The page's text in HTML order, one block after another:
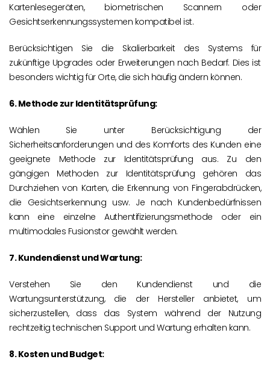
Kartenlesegeräten, biometrischen Scannern oder
Gesichtserkennungssystemen kompatibel ist.
Berücksichtigen Sie die Skalierbarkeit des Systems für
zukünftige Upgrades oder Erweiterungen nach Bedarf. Dies ist
besonders wichtig für Orte, die sich häufig ändern können.
6. Methode zur Identitätsprüfung:
Wählen Sie unter Berücksichtigung der
Sicherheitsanforderungen und des Komforts des Kunden eine
geeignete Methode zur Identitätsprüfung aus. Zu den
gängigen Methoden zur Identitätsprüfung gehören das
Durchziehen von Karten, die Erkennung von Fingerabdrücken,
die Gesichtserkennung usw. Je nach Kundenbedürfnissen
kann eine einzelne Authentifizierungsmethode oder ein
multimodales Fusionstor gewählt werden.
7. Kundendienst und Wartung:
Verstehen Sie den Kundendienst und die
Wartungsunterstützung, die der Hersteller anbietet, um
sicherzustellen, dass das System während der Nutzung
rechtzeitig technischen Support und Wartung erhalten kann.
8.Kosten und Budget: